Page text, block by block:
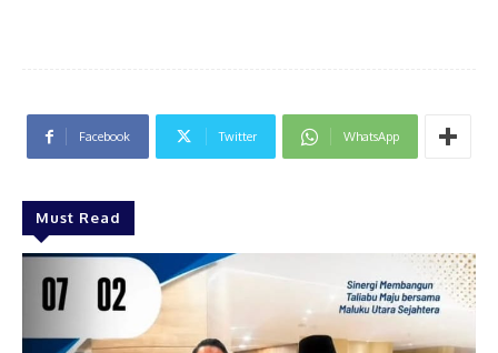
Facebook Twitter WhatsApp
Must Read